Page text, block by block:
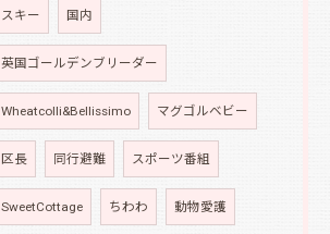
スキー 国内
英国ゴールデンブリーダー
Wheatcolli&Bellissimo マグゴルベビー
区長 同行避難 スポーツ番組
SweetCottage ちわわ 動物愛護